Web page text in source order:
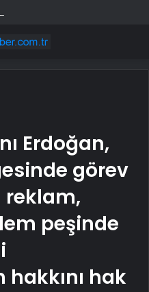
Erdoğan,
görev
peşinde
hak